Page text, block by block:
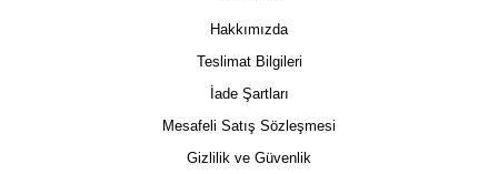
Hakkımızda
Teslimat Bilgileri
İade Şartları
Mesafeli Satış Sözleşmesi
Gizlilik ve Güvenlik